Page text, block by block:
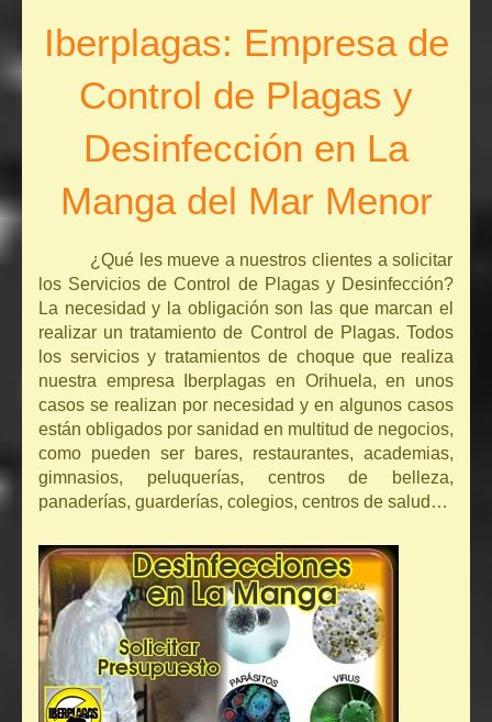
Iberplagas: Empresa de
Control de Plagas y
Desinfección en La
Manga del Mar Menor
¿Qué les mueve a nuestros clientes a solicitar
los Servicios de Control de Plagas y Desinfección?
La necesidad y la obligación son las que marcan el
realizar un tratamiento de Control de Plagas. Todos
los servicios y tratamientos de choque que realiza
nuestra empresa Iberplagas en Orihuela, en unos
casos se realizan por necesidad y en algunos casos
están obligados por sanidad en multitud de negocios,
como pueden ser bares, restaurantes, academias,
gimnasios, peluquerías, centros de belleza,
panaderías, guarderías, colegios, centros de salud…